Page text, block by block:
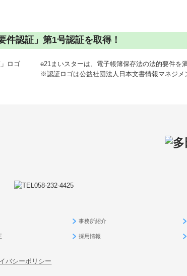
件認証」第1号認証を取得！
e21まいスターは、電子帳簿保存法の法的要件を
※認証ロゴは公益社団法人日本文書情報マネジメ
事務所紹介
採用情報
バシーポリシー